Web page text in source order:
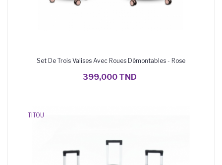
Set De Trois Valises Avec Roues Démontables - Rose
399,000 TND
TITOU